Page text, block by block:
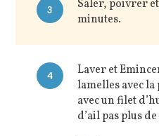
3
Saler, poivrer
minutes.
4
Laver et
lamelles avec
avec un filet
d’ail pas plus